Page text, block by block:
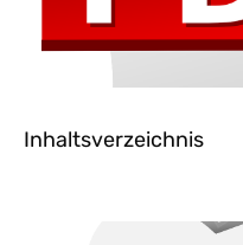
Inhaltsverzeichnis